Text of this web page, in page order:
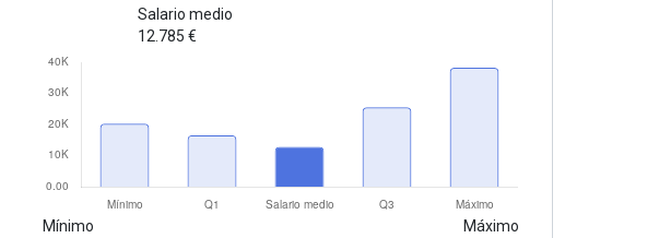
Mínimo
Salario medio
12.785 €
Máximo